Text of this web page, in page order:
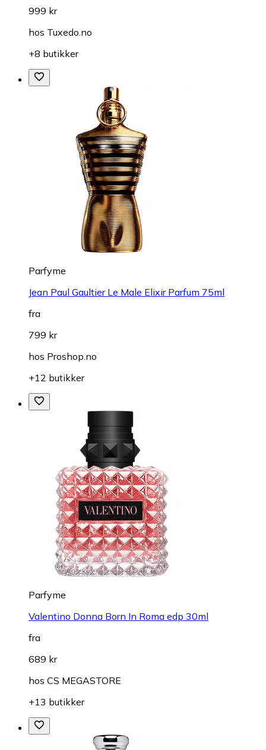
999 kr
hos Tuxedo.no
+8 butikker
Parfyme
Jean Paul Gaultier Le Male Elixir Parfum 75ml
fra
799 kr
hos Proshop.no
+12 butikker
Parfyme
Valentino Donna Born In Roma edp 30ml
fra
689 kr
hos CS MEGASTORE
+13 butikker